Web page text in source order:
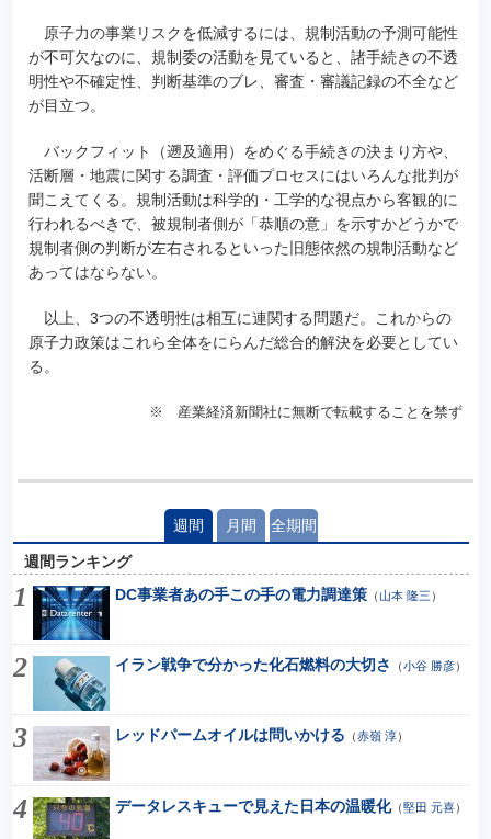
原子力の事業リスクを低減するには、規制活動の予測可能性
が不可欠なのに、規制委の活動を見ていると、諸手続きの不透
明性や不確定性、判断基準のブレ、審査・審議記録の不全など
が目立つ。
バックフィット（遡及適用）をめぐる手続きの決まり方や、
活断層・地震に関する調査・評価プロセスにはいろんな批判が
聞こえてくる。規制活動は科学的・工学的な視点から客観的に
行われるべきで、被規制者側が「恭順の意」を示すかどうかで
規制者側の判断が左右されるといった旧態依然の規制活動など
あってはならない。
以上、3つの不透明性は相互に連関する問題だ。これからの
原子力政策はこれら全体をにらんだ総合的解決を必要としてい
る。
※ 産業経済新聞社に無断で転載することを禁ず
週間 月間 全期間
週間ランキング
DC事業者あの手この手の電力調達策（山本 隆三 ）
イラン戦争で分かった化石燃料の大切さ （小谷 勝彦）
レッドパームオイルは問いかける （赤嶺 淳）
データレスキューで見えた日本の温暖化（堅田 元喜）